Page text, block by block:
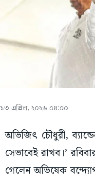
১৩ এপ্রিল, ২০২৬ ০৪:০০
অভিজিৎ চৌধুরী,
সেভাবেই রাখব।’
গেলেন অভিষেক